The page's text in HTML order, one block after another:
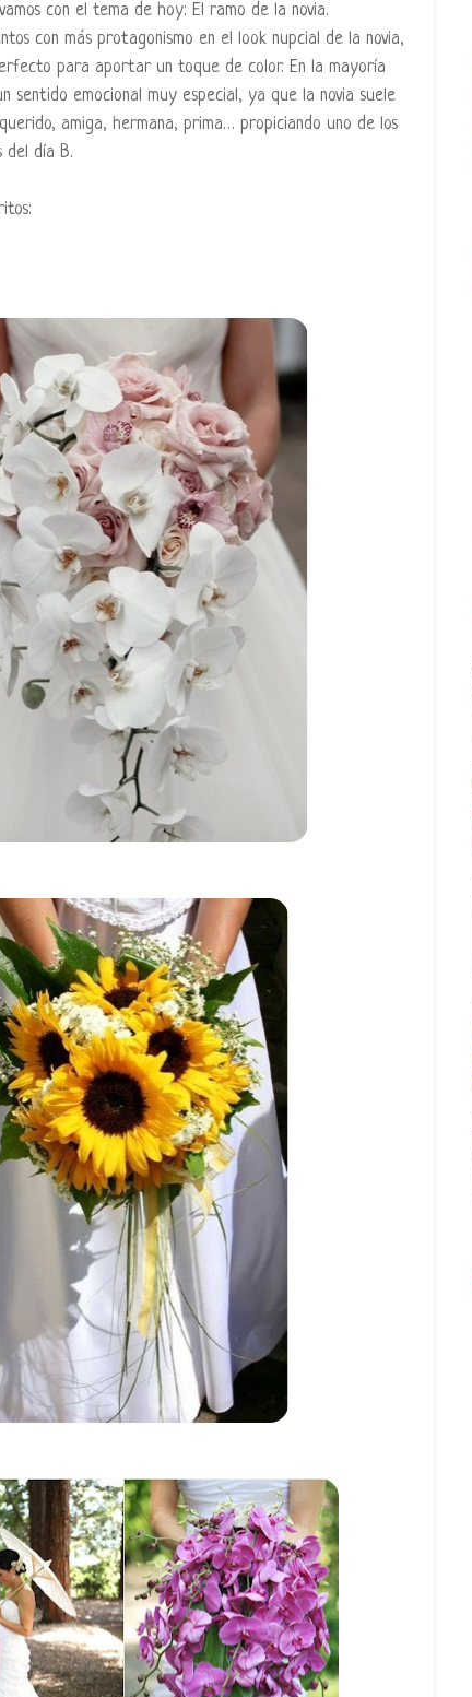
con el tema de hoy: El ramo de la novia.
con más protagonismo en el look nupcial de la novia,
para aportar un toque de color. En la mayoría
sentido emocional muy especial, ya que la novia suele
amiga, hermana, prima… propiciando uno de los
del día B.